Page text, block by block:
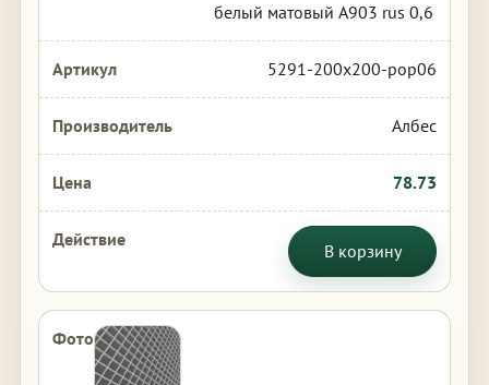
белый матовый А903 rus 0,6
5291-200x200-pop06
Албес
78.73
В корзину